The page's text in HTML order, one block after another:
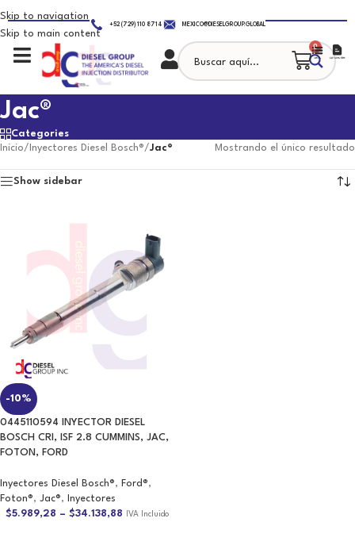
Skip to navigation
Skip to main content
+52 (729) 110 8714 MEXICO@DIESELGROUP.GLOBAL
0
Jac®
Categories
Inicio/ Inyectores Diesel Bosch®/Jac® Mostrando el único resultado
Show sidebar
0445110594 INYECTOR DIESEL
BOSCH CRI, ISF 2.8 CUMMINS, JAC,
FOTON, FORD
Inyectores Diesel Bosch®, Ford®,
Foton®, Jac®,
Inyectores
$5.989,28 – $34.138,88 IVA Incluido